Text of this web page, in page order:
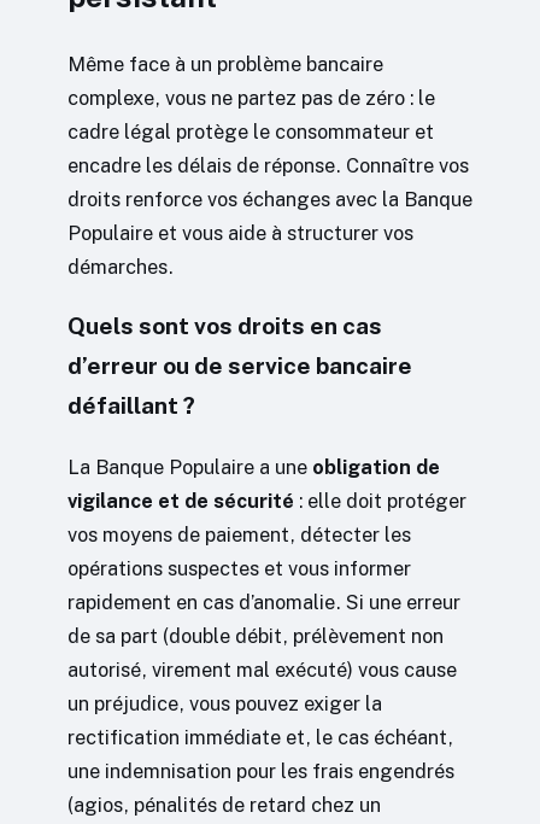
Même face à un problème bancaire
complexe, vous ne partez pas de zéro : le
cadre légal protège le consommateur et
encadre les délais de réponse. Connaître vos
droits renforce vos échanges avec la Banque
Populaire et vous aide à structurer vos
démarches.
Quels sont vos droits en cas
d’erreur ou de service bancaire
défaillant ?
La Banque Populaire a une obligation de
vigilance et de sécurité : elle doit protéger
vos moyens de paiement, détecter les
opérations suspectes et vous informer
rapidement en cas d’anomalie. Si une erreur
de sa part (double débit, prélèvement non
autorisé, virement mal exécuté) vous cause
un préjudice, vous pouvez exiger la
rectification immédiate et, le cas échéant,
une indemnisation pour les frais engendrés
(agios, pénalités de retard chez un